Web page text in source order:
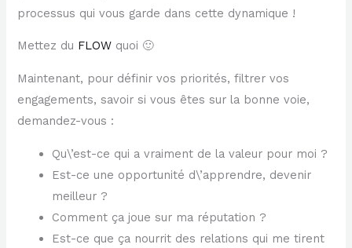
processus qui vous garde dans cette dynamique !
Mettez du FLOW quoi 🙂
Maintenant, pour définir vos priorités, filtrer vos
engagements, savoir si vous êtes sur la bonne voie,
demandez-vous :
Qu\’est-ce qui a vraiment de la valeur pour moi ?
Est-ce une opportunité d\’apprendre, devenir
meilleur ?
Comment ça joue sur ma réputation ?
Est-ce que ça nourrit des relations qui me tirent